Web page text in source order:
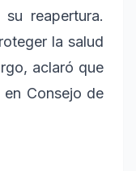
reapertura.
la salud
aclaró que
en Consejo de